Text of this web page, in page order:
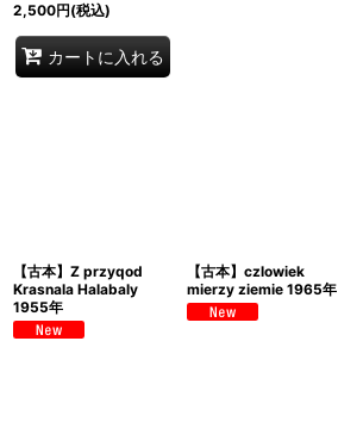
2,500円(税込)
カートに入れる
【古本】Z przyqod
Krasnala Halabaly
1955年
【古本】czlowiek
mierzy ziemie 1965年